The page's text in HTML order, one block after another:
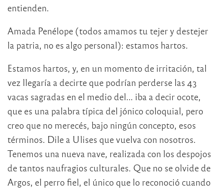
entienden.
Amada Penélope (todos amamos tu tejer y destejer
la patria, no es algo personal): estamos hartos.
Estamos hartos, y, en un momento de irritación, tal
vez llegaría a decirte que podrían perderse las 43
vacas sagradas en el medio del… iba a decir ocote,
que es una palabra típica del jónico coloquial, pero
creo que no merecés, bajo ningún concepto, esos
términos. Dile a Ulises que vuelva con nosotros.
Tenemos una nueva nave, realizada con los despojos
de tantos naufragios culturales. Que no se olvide de
Argos, el perro fiel, el único que lo reconoció cuando